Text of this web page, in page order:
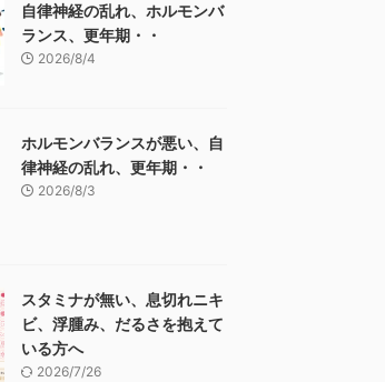
自律神経の乱れ、ホルモンバ
ランス、更年期・・
2026/8/4
ホルモンバランスが悪い、自
律神経の乱れ、更年期・・
2026/8/3
スタミナが無い、息切れニキ
ビ、浮腫み、だるさを抱えて
いる方へ
2026/7/26